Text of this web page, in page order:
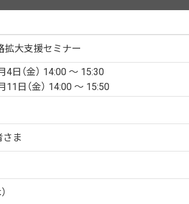
拡大支援セミナー
4日（金） 14:00 ～ 15:30
11日（金） 14:00 ～ 15:50
ま